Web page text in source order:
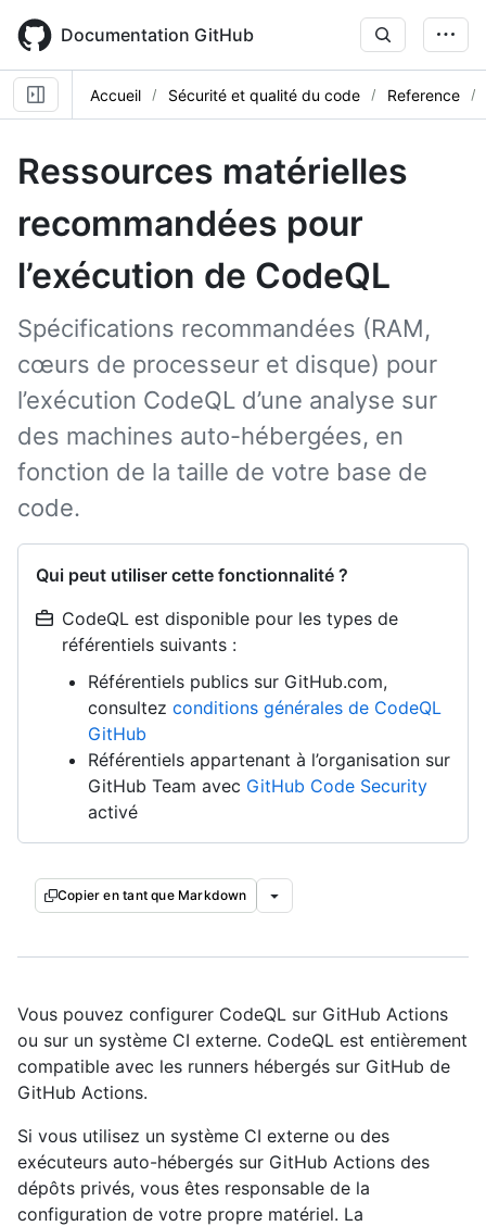
main
content
Documentation GitHub
Accueil Sécurité et qualité du code Reference
Ressources matérielles
recommandées pour
l’exécution de CodeQL
Spécifications recommandées (RAM,
cœurs de processeur et disque) pour
l’exécution CodeQL d’une analyse sur
des machines auto-hébergées, en
fonction de la taille de votre base de
code.
Qui peut utiliser cette fonctionnalité ?
CodeQL est disponible pour les types de
référentiels suivants :
Référentiels publics sur GitHub.com,
consultez conditions générales de CodeQL
GitHub
Référentiels appartenant à l’organisation sur
GitHub Team avec GitHub Code Security
activé
Copier en tant que Markdown
Vous pouvez configurer CodeQL sur GitHub Actions
ou sur un système CI externe. CodeQL est entièrement
compatible avec les runners hébergés sur GitHub de
GitHub Actions.
Si vous utilisez un système CI externe ou des
exécuteurs auto-hébergés sur GitHub Actions des
dépôts privés, vous êtes responsable de la
configuration de votre propre matériel. La